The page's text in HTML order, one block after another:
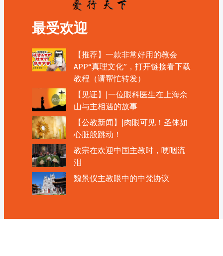
最受欢迎
【推荐】一款非常好用的教会
APP“真理文化”，打开链接看下载
教程（请帮忙转发）
【见证】|一位眼科医生在上海佘
山与主相遇的故事
【公教新闻】|肉眼可见！圣体如
心脏般跳动！
教宗在欢迎中国主教时，哽咽流
泪
魏景仪主教眼中的中梵协议